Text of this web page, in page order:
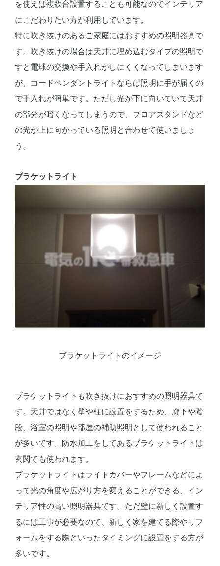
を使えば複数台設置することも可能なのでインテリア
にこだわりたい方が利用しています。
特に吹き抜けのあるご家庭にはおすすめの照明器具で
す。吹き抜けの場合は天井に埋め込むタイプの照明で
すと電球の交換や手入れがしにくくなってしまいます
が、コードペンダントライトならば照明に手が届くの
で手入れが簡単です。ただし光が下に向いていて天井
の部分が暗くなってしまうので、フロアスタンドなど
の光が上に向かっている照明と合わせて使いましょ
う。
ブラケットライト
ブラケットライトのイメージ
ブラケットライトも吹き抜けにおすすめの照明器具で
す。天井ではなく壁や柱に設置をするため、廊下や階
段、浴室の照明や部屋の補助照明として使われること
が多いです。防水加工をしてあるブラケットライトは
玄関でも使われます。
ブラケットライトはライトカバーやフレームなどによ
って光の角度や広がり方を変えることができる、イン
テリア性の高い照明器具です。ただ壁に新しく設置す
るには工事が必要なので、新しく家を建てる際やリフ
ォームをする際といったタイミングに設置をする方が
多いです。